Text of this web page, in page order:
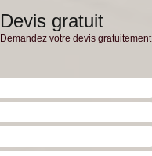
Devis gratuit
Demandez votre devis gratuitement